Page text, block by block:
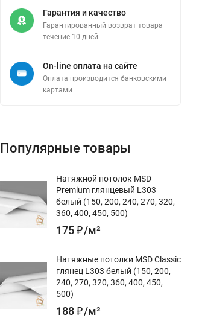
Гарантия и качество
Гарантированный возврат товара
течение 10 дней
On-line оплата на сайте
Оплата производится банковскими
картами
Популярные товары
Натяжной потолок MSD
Premium глянцевый L303
белый (150, 200, 240, 270, 320,
360, 400, 450, 500)
175₽/м²
Натяжные потолки MSD Classic
глянец L303 белый (150, 200,
240, 270, 320, 360, 400, 450,
500)
188₽/м²